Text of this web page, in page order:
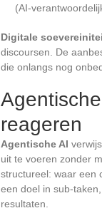
(AI-
Digitale
discoursen. De
die onlangs nog
reageren
Agentische AI
uit te voeren zonder
structureel: waar een
een doel in sub-
resultaten.